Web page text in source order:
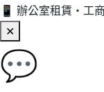
📱 辦公室租賃・工
✕
💬